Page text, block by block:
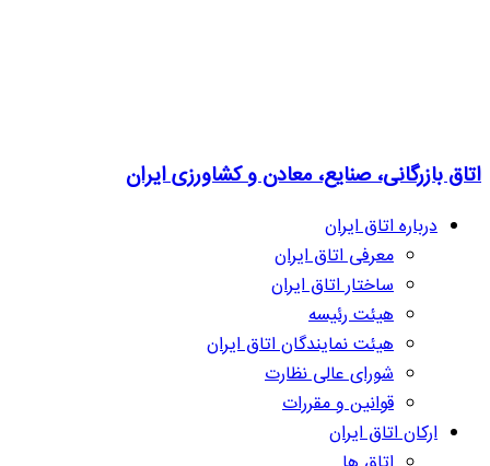
اتاق بازرگانی، صنایع، معادن و کشاورزی ایران
درباره اتاق ایران
معرفی اتاق ایران
ساختار اتاق ایران
هیئت رئیسه
هیئت نمایندگان اتاق ایران
شورای عالی نظارت
قوانین و مقررات
ارکان اتاق ایران